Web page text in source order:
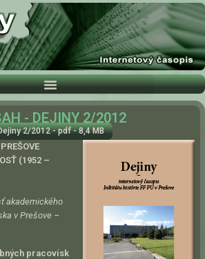
- DEJINY 2/2012
2/2012 - pdf - 8,4 MB
(1952 –
akademického
v Prešove –
pracovísk